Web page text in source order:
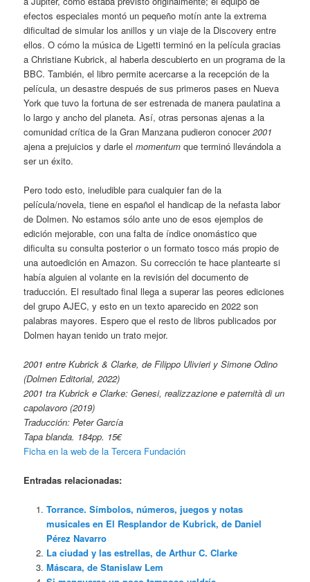
efectos especiales montó un pequeño motín ante la extrema
dificultad de simular los anillos y un viaje de la Discovery entre
ellos. O cómo la música de Ligetti terminó en la película gracias
a Christiane Kubrick, al haberla descubierto en un programa de la
BBC. También, el libro permite acercarse a la recepción de la
película, un desastre después de sus primeros pases en Nueva
York que tuvo la fortuna de ser estrenada de manera paulatina a
lo largo y ancho del planeta. Así, otras personas ajenas a la
comunidad crítica de la Gran Manzana pudieron conocer2001
ajena a prejuicios y darle elmomentum que terminó llevándola a
ser un éxito.
Pero todo esto, ineludible para cualquier fan de la
película/novela, tiene en español el handicap de la nefasta labor
de Dolmen. No estamos sólo ante uno de esos ejemplos de
edición mejorable, con una falta de índice onomástico que
dificulta su consulta posterior o un formato tosco más propio de
una autoedición en Amazon. Su corrección te hace plantearte si
había alguien al volante en la revisión del documento de
traducción. El resultado final llega a superar las peores ediciones
del grupo AJEC, y esto en un texto aparecido en 2022 son
palabras mayores. Espero que el resto de libros publicados por
Dolmen hayan tenido un trato mejor.
2001 entre Kubrick & Clarke, de Filippo Ulivieri y Simone Odino
(Dolmen Editorial, 2022)
2001 tra Kubrick e Clarke: Genesi, realizzazione e paternità di un
capolavoro (2019)
Traducción: Peter García
Tapa blanda. 184pp. 15€
Ficha en la web de la Tercera Fundación
Entradas relacionadas:
Torrance. Símbolos, números, juegos y notas
musicales en El Resplandor de Kubrick, de Daniel
Pérez Navarro
La ciudad y las estrellas, de Arthur C. Clarke
Máscara, de Stanislaw Lem